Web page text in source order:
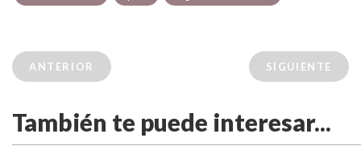
ANTERIOR SIGUIENTE
También te puede interesar...